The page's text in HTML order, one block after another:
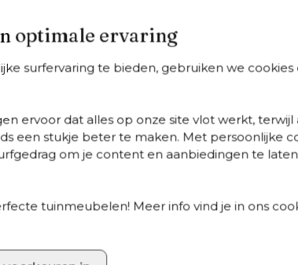
optimale ervaring
surfervaring te bieden, gebruiken we
ervoor dat alles op onze site vlot werkt, terwijl
een stukje beter te maken. Met persoonlijke
om je content en aanbiedingen te
tuinmeubelen! Meer info vind je in ons
wordt.
+ varianten
verticaal
Tunder all
Orso + varianten
afgerond in zwart
Orso +
aluminium